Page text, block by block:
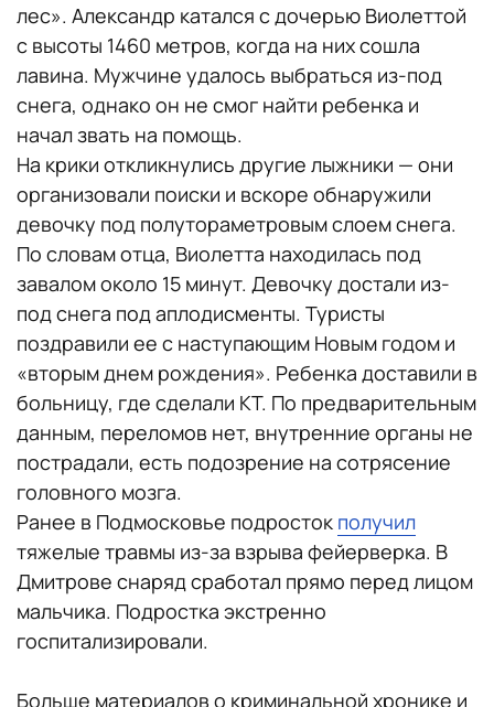
лес». Александр катался с дочерью Виолеттой
с высоты 1460 метров, когда на них сошла
лавина. Мужчине удалось выбраться из-под
снега, однако он не смог найти ребенка и
начал звать на помощь.
На крики откликнулись другие лыжники — они
организовали поиски и вскоре обнаружили
девочку под полутораметровым слоем снега.
По словам отца, Виолетта находилась под
завалом около 15 минут. Девочку достали из-
под снега под аплодисменты. Туристы
поздравили ее с наступающим Новым годом и
«вторым днем рождения». Ребенка доставили в
больницу, где сделали КТ. По предварительным
данным, переломов нет, внутренние органы не
пострадали, есть подозрение на сотрясение
головного мозга.
Ранее в Подмосковье подросток получил
тяжелые травмы из-за взрыва фейерверка. В
Дмитрове снаряд сработал прямо перед лицом
мальчика. Подростка экстренно
госпитализировали.
Больше материалов о криминальной хронике и